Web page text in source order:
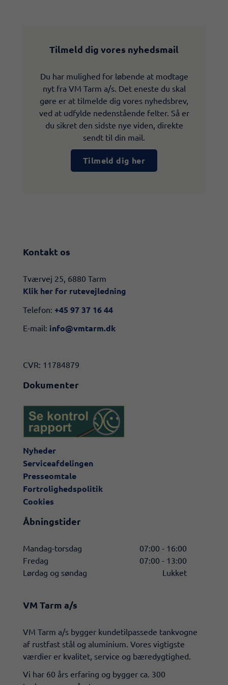
Tilmeld dig vores nyhedsmail
Du har mulighed for løbende at modtage
nyt fra VM Tarm a/s. Det eneste du skal
gøre er at tilmelde dig vores nyhedsbrev,
ved at udfylde nedenstående felter. Så er
du sikret den sidste nye viden, direkte
sendt til din mail.
Tilmeld dig her
Kontakt os
​​Tværvej 25, 6880 Tarm
Klik her for rutevejledning​
Telefon: +45 97 37 16 44
E-mail: info@vmtarm.dk
CVR: 11784879
Dokumenter
Nyheder
Serviceafdelingen
Presseomtale
Fortrolighedspolitik
Cookies
Åbningstider
Mandag-torsdag
07:00 - 16:00
Fredag
07:00 - 13:00
Lørdag og søndag
Lukket
VM Tarm a/s
​VM Tarm a/s bygger kundetilpassede tankvogne
af rustfast stål og aluminium. Vores vigtigste
værdier er kvalitet, service og bæredygtighed.
Vi har 60 års erfaring og bygger ca. 300